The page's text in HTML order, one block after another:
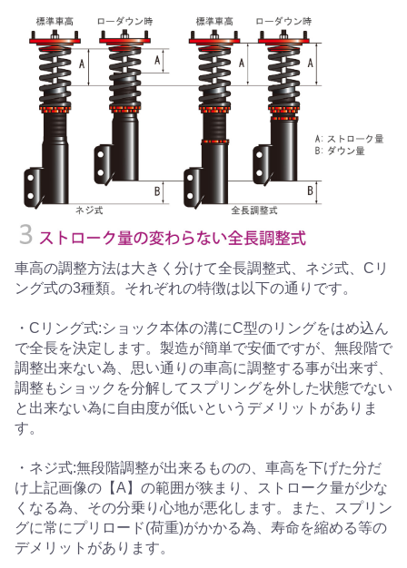
車高の調整方法は大きく分けて全長調整式、ネジ式、Cリ
ング式の3種類。それぞれの特徴は以下の通りです。
・Cリング式:ショック本体の溝にC型のリングをはめ込ん
で全長を決定します。製造が簡単で安価ですが、無段階で
調整出来ない為、思い通りの車高に調整する事が出来ず、
調整もショックを分解してスプリングを外した状態でない
と出来ない為に自由度が低いというデメリットがありま
す。
・ネジ式:無段階調整が出来るものの、車高を下げた分だ
け上記画像の【A】の範囲が狭まり、ストローク量が少な
くなる為、その分乗り心地が悪化します。また、スプリン
グに常にプリロード(荷重)がかかる為、寿命を縮める等の
デメリットがあります。